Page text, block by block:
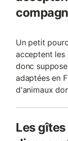
Un petit
acceptent les
donc
adaptées en
d'animaux
Les